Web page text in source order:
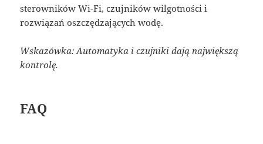
sterowników Wi-Fi, czujników wilgotności i
rozwiązań oszczędzających wodę.
Wskazówka: Automatyka i czujniki dają największą
kontrolę.
FAQ